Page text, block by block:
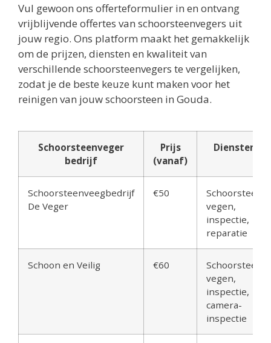
Vul gewoon ons offerteformulier in en ontvang
vrijblijvende offertes van schoorsteenvegers uit
jouw regio. Ons platform maakt het gemakkelijk
om de prijzen, diensten en kwaliteit van
verschillende schoorsteenvegers te vergelijken,
zodat je de beste keuze kunt maken voor het
reinigen van jouw schoorsteen in Gouda.
Schoorsteenveger
bedrijf
Prijs
(vanaf)
Diensten
Schoorsteenveegbedrijf
De Veger
€50
Schoorsteen
vegen,
inspectie,
reparatie
Schoon en Veilig €60
Schoorsteen
vegen,
inspectie,
camera-
inspectie